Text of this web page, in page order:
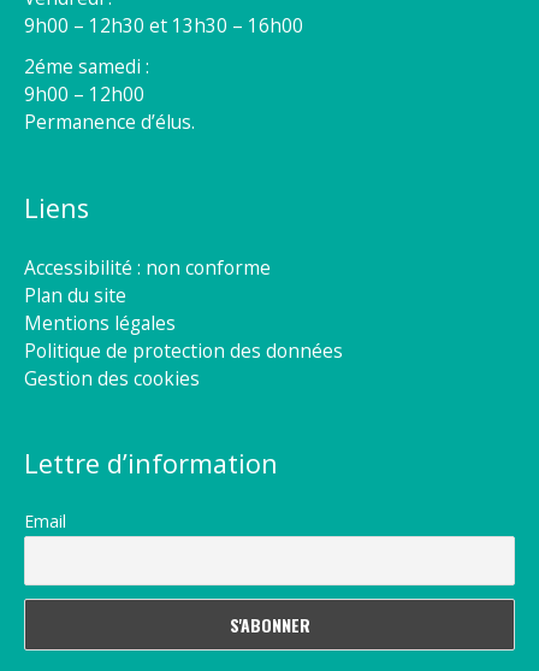
9h00 – 12h30 et 13h30 – 16h00
2éme samedi :
9h00 – 12h00
Permanence d’élus.
Liens
Accessibilité : non conforme
Plan du site
Mentions légales
Politique de protection des données
Gestion des cookies
Lettre d’information
Email